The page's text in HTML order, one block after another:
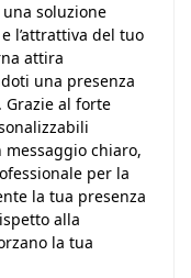
soluzione
l’attrattiva del tuo
attira
una presenza
Grazie al forte
messaggio chiaro,
per la
la tua presenza
alla
la tua